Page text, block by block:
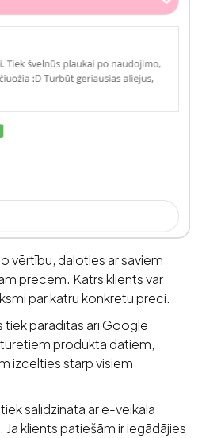
vērtību, daloties ar saviem
precēm. Katrs klients var
par katru konkrētu preci.
tiek parādītas arī Google
produkta datiem,
izcelties starp visiem
salīdzināta ar e-veikalā
klients patiešām ir iegādājies